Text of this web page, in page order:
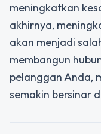
meningkatkan
akhirnya,
akan menjadi
membangun
pelanggan Anda,
semakin bersinar